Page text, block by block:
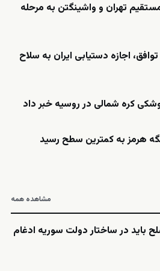
تهران و واشینگتن به مرحله
اجازه دستیابی ایران به سلاح
کره شمالی در روسیه خبر داد
هرمز به کمترین سطح رسید
مشاهده همه
باید در ساختار دولت سوریه ادغام